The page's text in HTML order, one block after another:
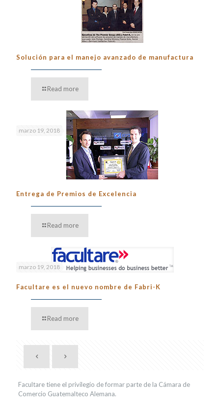
Solución para el manejo avanzado de manufactura
Read more
marzo 19, 2018
Entrega de Premios de Excelencia
Read more
marzo 19, 2018
Facultare es el nuevo nombre de Fabri-K
Read more
Facultare tiene el privilegio de formar parte de la Cámara de
Comercio Guatemalteco Alemana.